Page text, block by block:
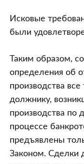
Исковые
были
Таким образом,
определения об
производства
должнику,
производства по
процессе
предъявлены
Законом. Сделки